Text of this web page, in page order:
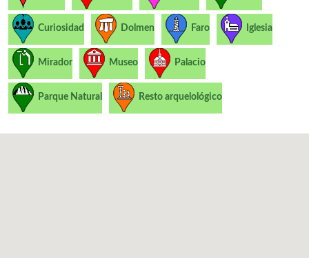
Curiosidad Dolmen Faro Iglesia
Mirador Museo Palacio
Parque Natural Resto arquelológico